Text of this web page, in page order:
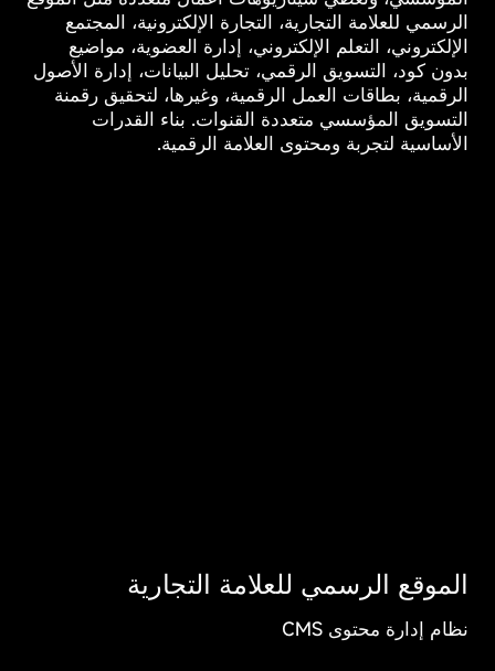
نظام إدارة محتوى
CMS
نظام المراكز
التجارية B2B/B2C
الرسمي للعلامة التجارية، التجارة الإلكترونية، المجتمع
الإلكتروني، التعلم الإلكتروني، إدارة العضوية، مواضيع
بدون كود، التسويق الرقمي، تحليل البيانات، إدارة الأصول
الرقمية، بطاقات العمل الرقمية، وغيرها، لتحقيق رقمنة
التسويق المؤسسي متعددة القنوات. بناء القدرات
الأساسية لتجربة ومحتوى العلامة الرقمية.
الموقع الرسمي للعلامة التجارية
نظام إدارة محتوى CMS